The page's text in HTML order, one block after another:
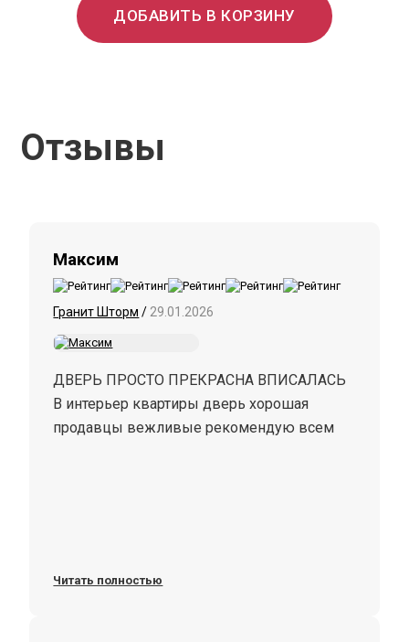
ДОБАВИТЬ В КОРЗИНУ
Отзывы
Максим
Гранит Шторм / 29.01.2026
ДВЕРЬ ПРОСТО ПРЕКРАСНА ВПИСАЛАСЬ
В интерьер квартиры дверь хорошая
продавцы вежливые рекомендую всем
Читать полностью